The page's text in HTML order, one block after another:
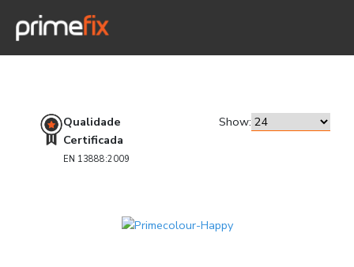
Qualidade
Certificada
EN 13888:2009
Show: